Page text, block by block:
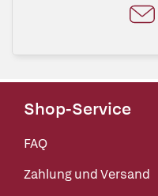
Shop-Service
FAQ
Zahlung und Versand